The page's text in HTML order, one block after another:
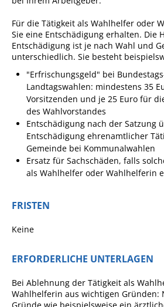
Ortsrecht
Karriere
Natur
Pop-Up-
Für die Tätigkeit als Wahlhelfer oder
Sie eine Entschädigung erhalten. Die
Entschädigung ist je nach Wahl und
unterschiedlich. Sie besteht
"Erfrischungsgeld" bei
Landtagswahlen: mindestens 35
Vorsitzenden und je 25 Euro für
des Wahlvorstandes
Entschädigung nach der Satzung
Entschädigung ehrenamtlicher
Gemeinde bei Kommunalwahlen
Ersatz für Sachschäden, falls
als Wahlhelfer oder Wahlhelferin
FRISTEN
Keine
ERFORDERLICHE UNTERLAGEN
Bei Ablehnung der Tätigkeit als
Wahlhelferin aus wichtigen Gründen: